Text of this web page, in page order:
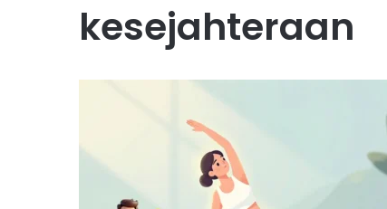
kesejahteraan